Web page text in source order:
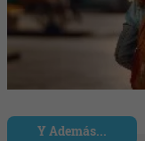
Y Además...